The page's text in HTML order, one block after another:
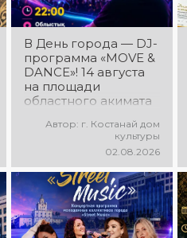
В День города — DJ-
программа «MOVE &
DANCE»! 14 августа
на площади
областного акимата
праздничная DJ-
программа! Вас ждут
современные
музыкальные хиты,
зажигательные
ритмы, мощная
энергия и яркие
эмоции!
Автор: г. Костанай дом
культуры
02.08.2026